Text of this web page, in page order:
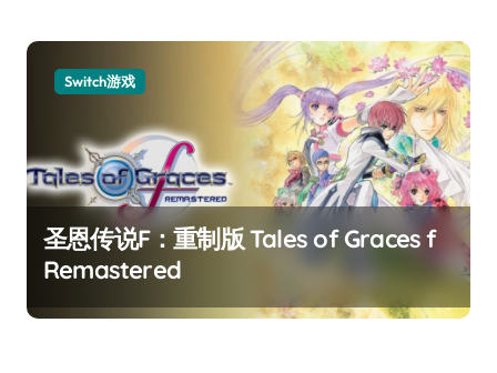
Switch游戏
圣恩传说F：重制版 Tales of Graces f
Remastered